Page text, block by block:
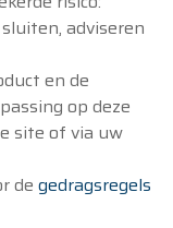
adviseren
en de
op deze
site of via uw
de gedragsregels